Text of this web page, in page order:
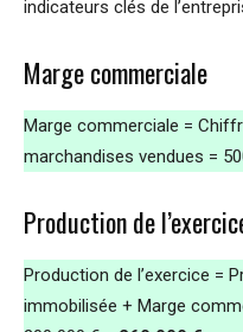
indicateurs clés de
Marge commerciale
Marge commerciale =
marchandises vendues =
Production de
Production de l’exercice =
immobilisée + Marge